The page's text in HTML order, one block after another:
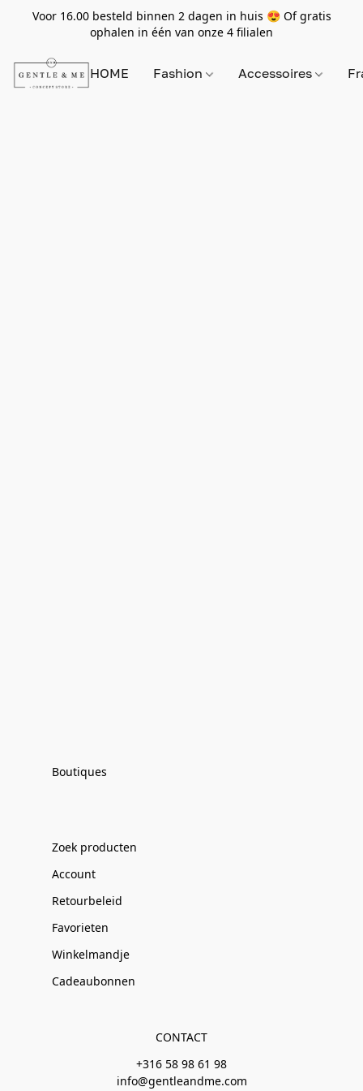
Voor 16.00 besteld binnen 2 dagen in huis 😍 Of gratis
ophalen in één van onze 4 filialen
HOME Fashion Accessoires
Boutiques
Zoek producten
Account
Retourbeleid
Favorieten
Winkelmandje
Cadeaubonnen
CONTACT
+316 58 98 61 98
info@gentleandme.com